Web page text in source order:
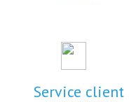
Service client